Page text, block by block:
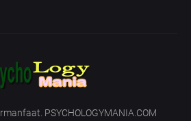
PSYCHOLOGYMANIA.COM